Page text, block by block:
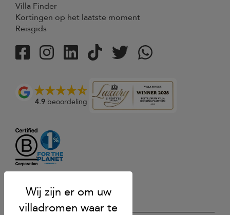
Villa Finder
Kortingen op het laatste moment
Reisgids
4.9 beoordeling